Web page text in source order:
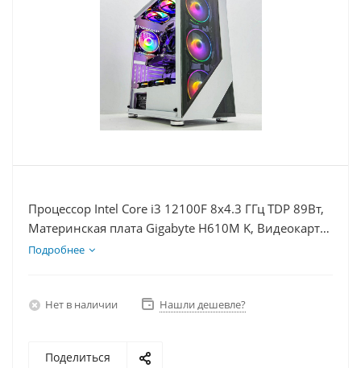
Процессор Intel Core i3 12100F 8x4.3 ГГц TDP 89Вт,
Материнская плата Gigabyte H610M K, Видеокарта
RX 7900XTX 24Гб, Память DDR4 64Gb, Диски SSD
Подробнее
Нет в наличии Нашли дешевле?
Поделиться